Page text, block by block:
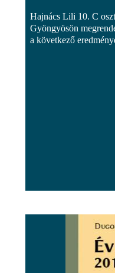
Hajnács Lili 10. C
Gyöngyösön
a következő